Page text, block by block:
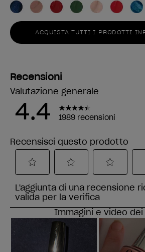
ACQUISTA TUTTI I PRODOTTI